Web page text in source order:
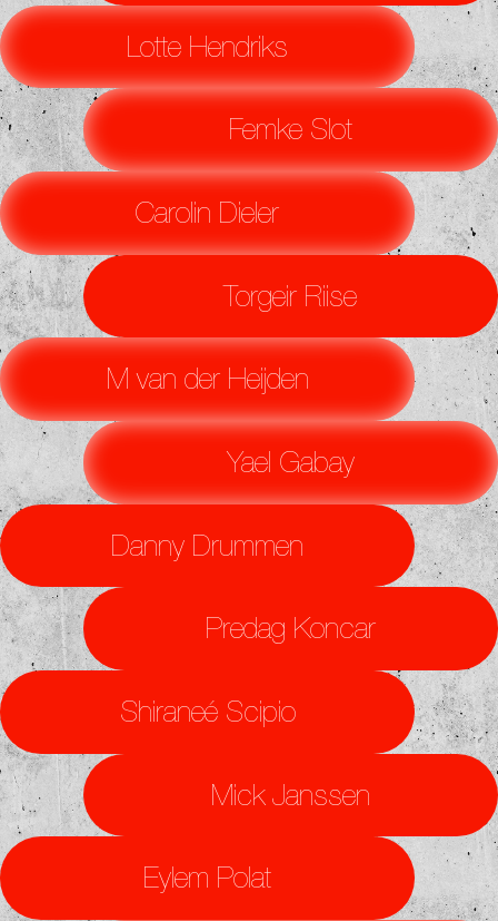
Lotte Hendriks
Femke Slot
Carolin Dieler
Torgeir Riise
M van der Heijden
Yael Gabay
Danny Drummen
Predag Koncar
Shiraneé Scipio
Mick Janssen
Eylem Polat